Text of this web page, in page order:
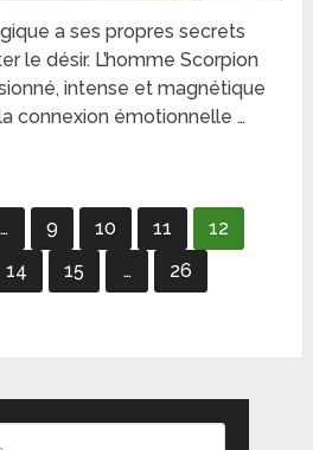
a ses propres secrets
le désir. L’homme Scorpion
intense et magnétique
connexion émotionnelle …
… 9 10 11
12
14 15 …
26